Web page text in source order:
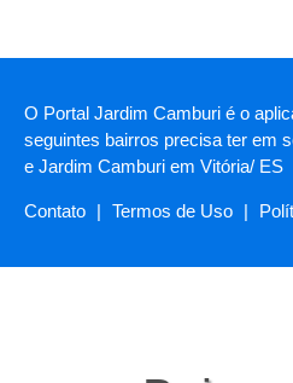
O Portal Jardim Camburi é o
seguintes bairros precisa ter em
e Jardim Camburi em Vitória/ ES
Contato | Termos de Uso |